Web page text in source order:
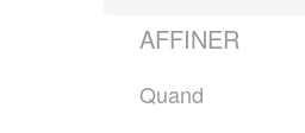
AFFINER
Quand